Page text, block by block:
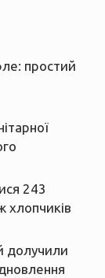
простий
243
хлопчиків
долучили